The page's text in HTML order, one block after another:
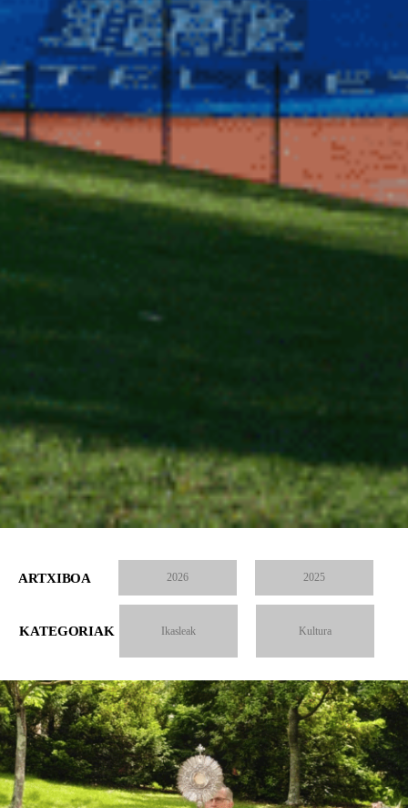
ARTXIBOA 2026 2025
KATEGORIAK Ikasleak Kultura